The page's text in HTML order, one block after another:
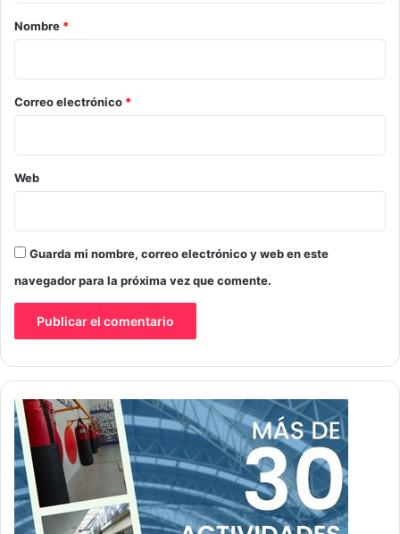
r
o
*
Nombre *
Correo electrónico *
Web
Guarda mi nombre, correo electrónico y web en este
navegador para la próxima vez que comente.